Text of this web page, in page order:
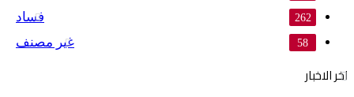
فساد 262
غير مصنف 58
اخر الاخبار